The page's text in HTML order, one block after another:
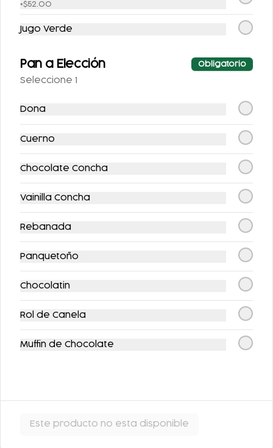
SIDRAL LIGHT 355ML
Postres
$63.00
+$52.00
Jugo Verde
Pan a Elección Obligatorio
Seleccione 1
Dona
Cuerno
Chocolate Concha
Vainilla Concha
Rebanada
Panquetoño
Chocolatin
Rol de Canela
Muffin de Chocolate
Este producto no esta disponible